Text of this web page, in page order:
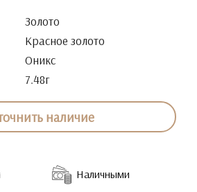
Золото
Красное золото
Оникс
7.48г
наличие
Наличными